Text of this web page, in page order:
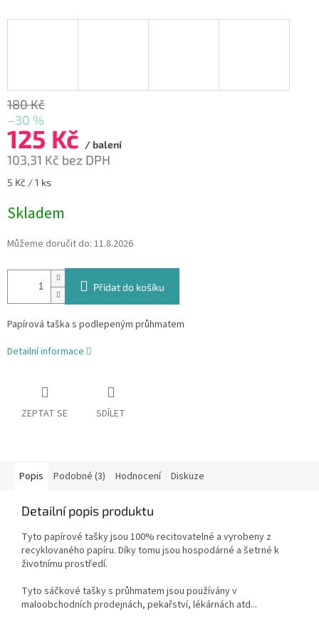
180 Kč
–30 %
125 Kč / balení
103,31 Kč bez DPH
Měrná
5 Kč / 1 ks
Skladem
Můžeme doručit do: 11.8.2026
Přidat do košíku
Papírová taška s podlepeným průhmatem
Detailní informace
ZEPTAT SE SDÍLET
Popis Podobné (3) Hodnocení Diskuze
Detailní popis produktu
Tyto papírové tašky jsou 100% recitovatelné a vyrobeny z
recyklovaného papíru. Díky tomu jsou hospodárné a šetrné k
životnímu prostředí.
Tyto sáčkové tašky s průhmatem jsou používány v
maloobchodních prodejnách, pekařství, lékárnách atd...